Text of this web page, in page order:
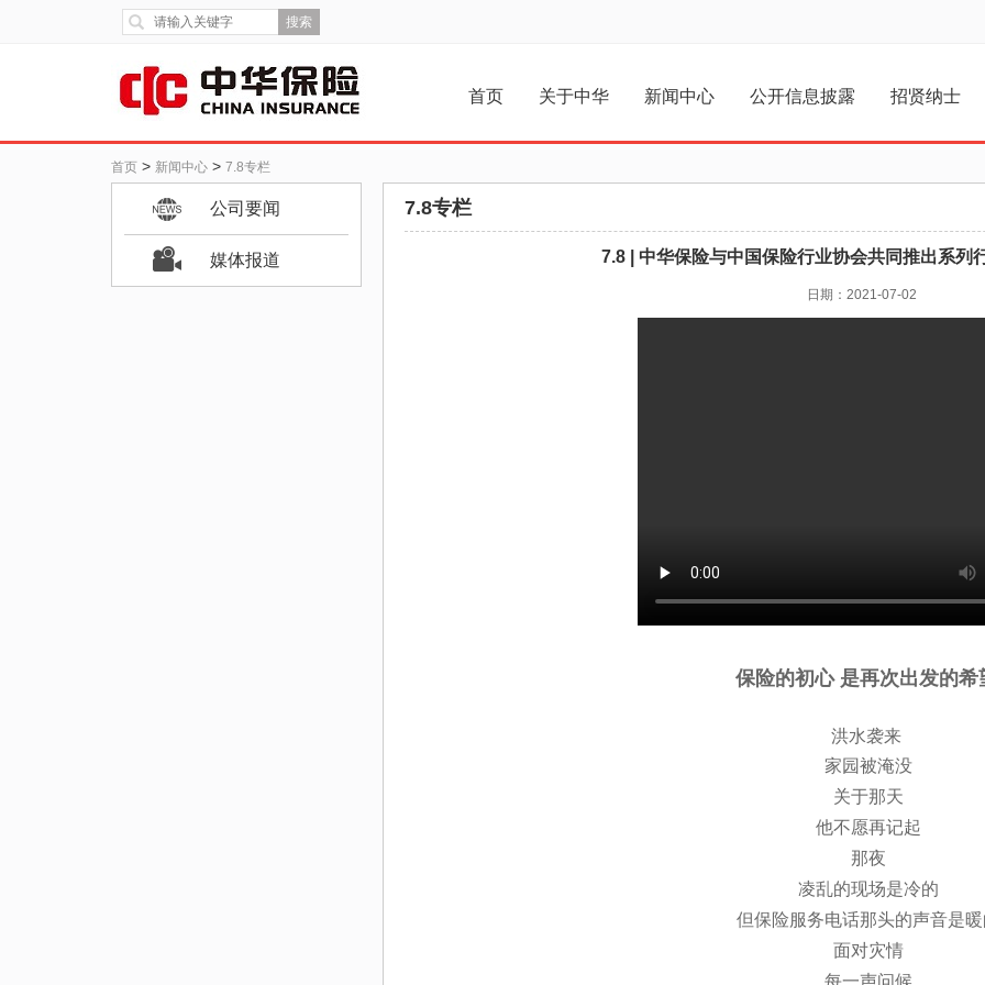
搜索
首页 关于中华 新闻中心 公开信息披露 招贤纳士
首页> 新闻中心> 7.8专栏
公司要闻
媒体报道
7.8专栏
7.8 | 中华保险与中国保险行业协会共同推出系列
日期：2021-07-02
保险的初心 是再次出发的希
洪水袭来
家园被淹没
关于那天
他不愿再记起
那夜
凌乱的现场是冷的
但保险服务电话那头的声音是
面对灾情
每一声问候